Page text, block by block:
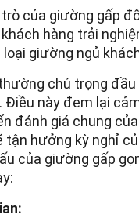
của giường gấp
hàng trải
giường ngủ
chú trọng
này đem lại
đánh giá chung
tận hưởng kỳ nghỉ
của giường gấp